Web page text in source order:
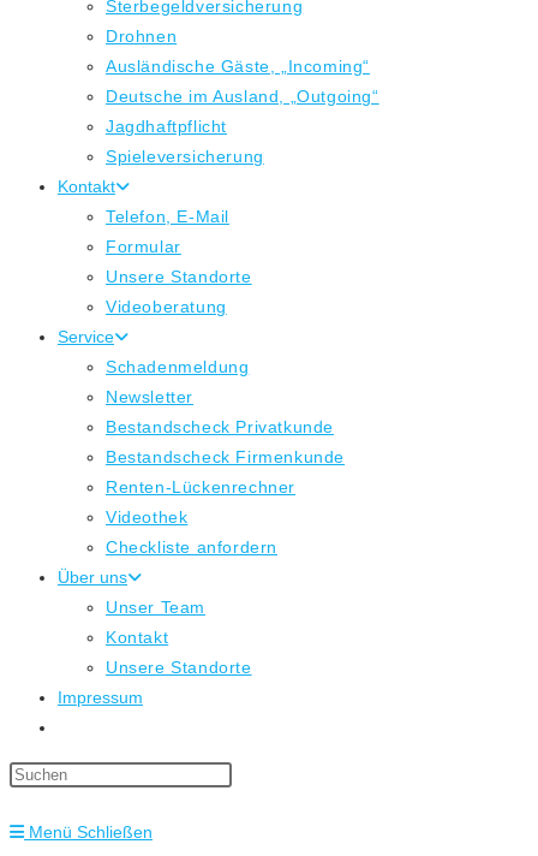
Sterbegeldversicherung
Drohnen
Ausländische Gäste, „Incoming“
Deutsche im Ausland, „Outgoing“
Jagdhaftpflicht
Spieleversicherung
Kontakt
Telefon, E-Mail
Formular
Unsere Standorte
Videoberatung
Service
Schadenmeldung
Newsletter
Bestandscheck Privatkunde
Bestandscheck Firmenkunde
Renten-Lückenrechner
Videothek
Checkliste anfordern
Über uns
Unser Team
Kontakt
Unsere Standorte
Impressum
umschalten
Menü Schließen